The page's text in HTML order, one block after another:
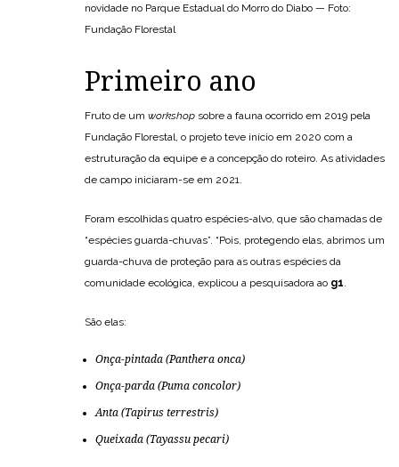
novidade no Parque Estadual do Morro do Diabo — Foto:
Fundação Florestal
Primeiro ano
Fruto de um workshop sobre a fauna ocorrido em 2019 pela
Fundação Florestal, o projeto teve início em 2020 com a
estruturação da equipe e a concepção do roteiro. As atividades
de campo iniciaram-se em 2021.
Foram escolhidas quatro espécies-alvo, que são chamadas de
“espécies guarda-chuvas”. “Pois, protegendo elas, abrimos um
guarda-chuva de proteção para as outras espécies da
comunidade ecológica, explicou a pesquisadora ao g1
São elas:
Onça-pintada (Panthera onca)
Onça-parda (Puma concolor)
Anta (Tapirus terrestris)
Queixada (Tayassu pecari)